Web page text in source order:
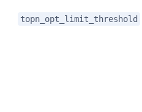
topn_opt_limit_threshold